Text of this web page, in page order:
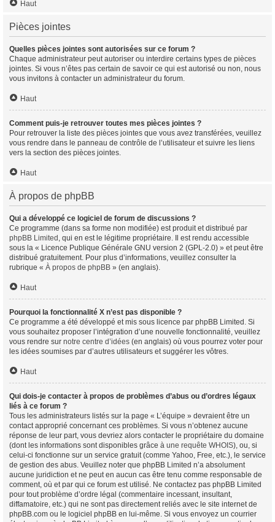
Haut
Pièces jointes
Quelles pièces jointes sont autorisées sur ce forum ?
Chaque administrateur peut autoriser ou interdire certains types de pièces
jointes. Si vous n’êtes pas certain de savoir ce qui est autorisé ou non, nous
vous invitons à contacter un administrateur du forum.
Haut
Comment puis-je retrouver toutes mes pièces jointes ?
Pour retrouver la liste des pièces jointes que vous avez transférées, veuillez
vous rendre dans le panneau de contrôle de l’utilisateur et suivre les liens
vers la section des pièces jointes.
Haut
À propos de phpBB
Qui a développé ce logiciel de forum de discussions ?
Ce programme (dans sa forme non modifiée) est produit et distribué par
phpBB Limited , qui en est le légitime propriétaire. Il est rendu accessible
sous la « Licence Publique Générale GNU version 2 (GPL-2.0) » et peut être
distribué gratuitement. Pour plus d’informations, veuillez consulter la
rubrique « À propos de phpBB » (en anglais).
Haut
Pourquoi la fonctionnalité X n’est pas disponible ?
Ce programme a été développé et mis sous licence par phpBB Limited. Si
vous souhaitez proposer l’intégration d’une nouvelle fonctionnalité, veuillez
vous rendre sur notre centre d’idées (en anglais) où vous pourrez voter pour
les idées soumises par d’autres utilisateurs et suggérer les vôtres.
Haut
Qui dois-je contacter à propos de problèmes d’abus ou d’ordres légaux
liés à ce forum ?
Tous les administrateurs listés sur la page « L’équipe » devraient être un
contact approprié concernant ces problèmes. Si vous n’obtenez aucune
réponse de leur part, vous devriez alors contacter le propriétaire du domaine
(dont les informations sont disponibles grâce à une requête WHOIS), ou, si
celui-ci fonctionne sur un service gratuit (comme Yahoo, Free, etc.), le service
de gestion des abus. Veuillez noter que phpBB Limited n’a absolument
aucune juridiction et ne peut en aucun cas être tenu comme responsable de
comment, où et par qui ce forum est utilisé. Ne contactez pas phpBB Limited
pour tout problème d’ordre légal (commentaire incessant, insultant,
diffamatoire, etc.) qui ne sont pas directement reliés avec le site internet de
phpBB.com ou le logiciel phpBB en lui-même. Si vous envoyez un courrier